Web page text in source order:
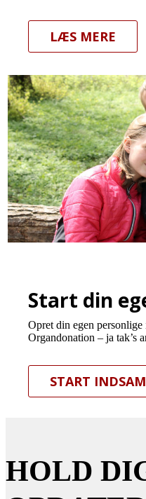
LÆS MERE
Start din
Opret din egen
Organdonation – ja tak’s
START
HOLD